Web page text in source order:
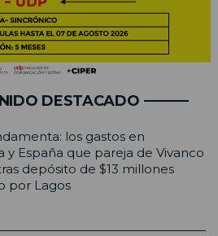
DESTACADO
los gastos en
y España que pareja de Vivanco
depósito de $13 millones
por Lagos